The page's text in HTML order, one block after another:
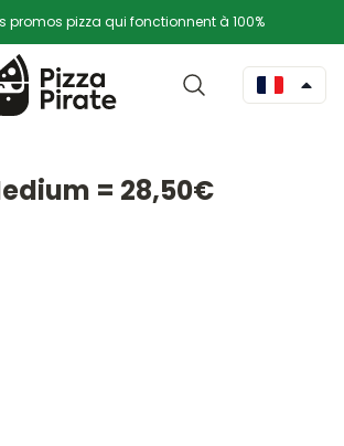
promos pizza qui fonctionnent à 100%
= 28,50€